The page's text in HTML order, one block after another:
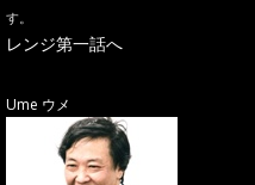
す。
レンジ第一話へ
Ume ウメ